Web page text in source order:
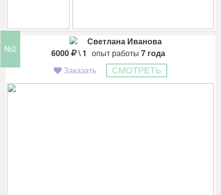
№2
Светлана Иванова
6000
\ 1 опыт работы 7 года
Заказать
СМОТРЕТЬ